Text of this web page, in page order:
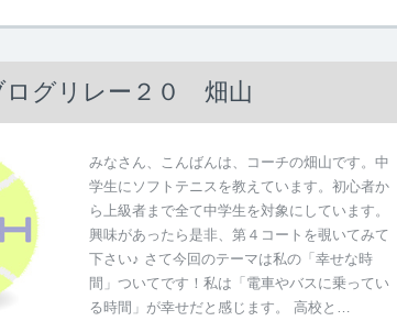
ログリレー２０ 畑山
みなさん、こんばんは、コーチの畑山です。中
学生にソフトテニスを教えています。初心者か
ら上級者まで全て中学生を対象にしています。
興味があったら是非、第４コートを覗いてみて
下さい♪ さて今回のテーマは私の「幸せな時
間」ついてです！私は「電車やバスに乗ってい
る時間」が幸せだと感じます。 高校と…